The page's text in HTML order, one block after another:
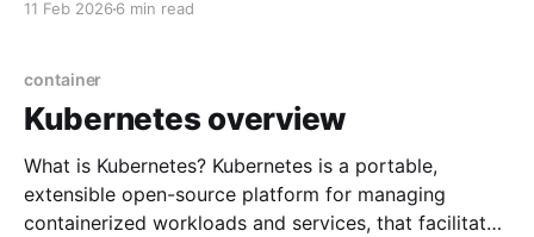
화면에 배치해
11 Feb 2026 6 min read
container
Kubernetes overview
What is Kubernetes? Kubernetes is a portable,
extensible open-source platform for managing
containerized workloads and services, that facilitates